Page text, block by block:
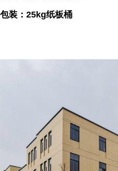
包装：25kg纸板桶